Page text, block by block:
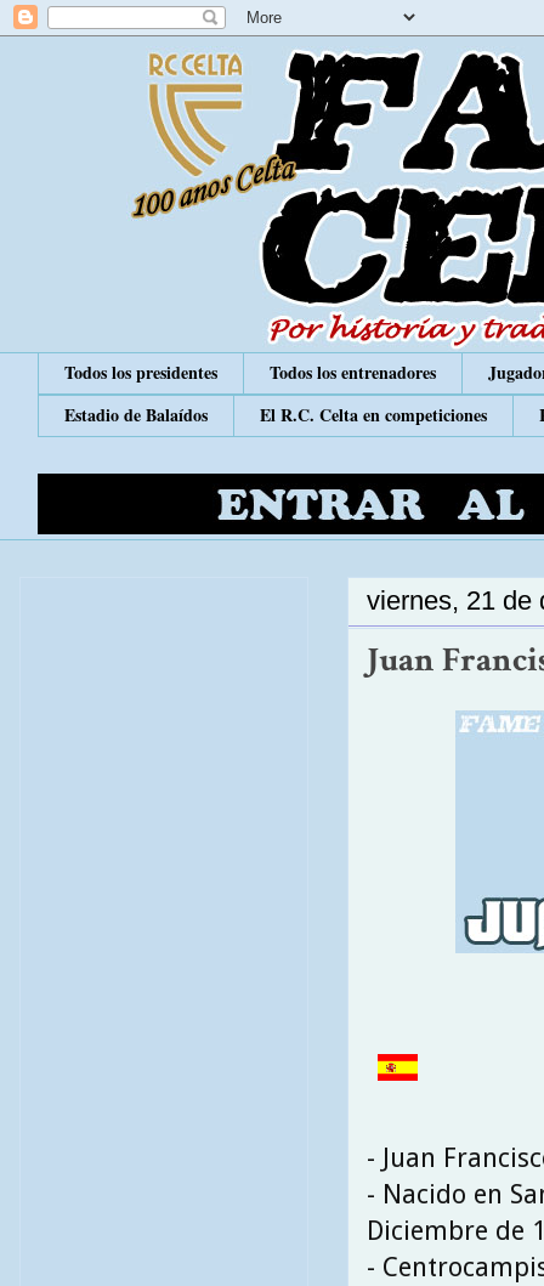
Todos los presidentes Todos los entrenadores
Estadio de Balaídos
El R.C. Celta en competiciones
viernes, 21 de
Juan
- Juan
- Nacido en
Diciembre de
-